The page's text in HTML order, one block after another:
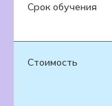
Срок обучения
Стоимость